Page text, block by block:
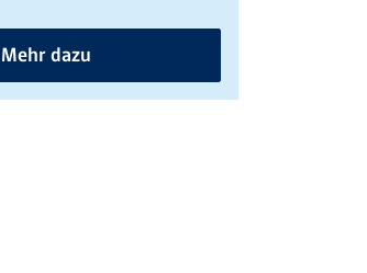
Mehr dazu